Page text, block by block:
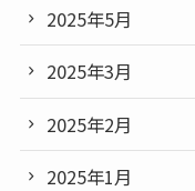
2025年5月
2025年3月
2025年2月
2025年1月